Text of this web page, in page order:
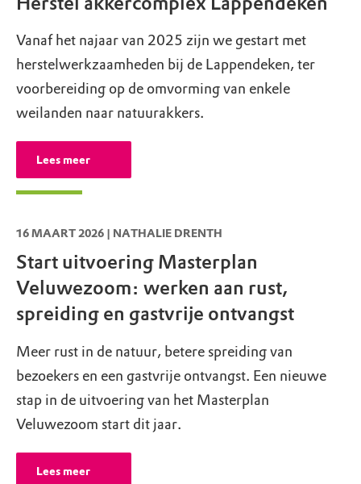
cultureel erfgoed. Behoud van het
(archeologisch) bodemarchief hoort
daarbij. Zoeken met een metaaldetector en
magneetvissen is daarom niet toegestaan in
onze gebieden.
Vliegen met drones schaadt de natuur en is
daarom ongewenst in onze gebieden. Boven
beschermde natuur (Natura2000-gebieden)
zijn drones sowieso niet toegestaan.
Tweede pinksterdag: geopend van 10.00u -
17.00u
Sinterklaasavond: geopend van 10.00u -
15.00u
Eerste kerstdag: GESLOTEN
17.00u
Vanaf het najaar van 2025 zijn we gestart met
herstelwerkzaamheden bij de Lappendeken, ter
voorbereiding op de omvorming van enkele
weilanden naar natuurakkers.
Lees meer
16 MAART 2026 | NATHALIE DRENTH
Start uitvoering Masterplan
Veluwezoom: werken aan rust,
spreiding en gastvrije ontvangst
Meer rust in de natuur, betere spreiding van
bezoekers en een gastvrije ontvangst. Een nieuwe
stap in de uitvoering van het Masterplan
Veluwezoom start dit jaar.
Lees meer